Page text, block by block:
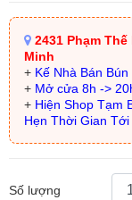
2431 Phạm
Minh
+ Kế Nhà Bán
+ Mở cửa 8h ->
+ Hiện Shop Tạm
Hẹn Thời Gian
Số lượng